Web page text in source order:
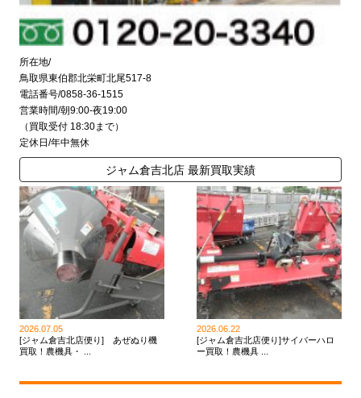
所在地/
鳥取県東伯郡北栄町北尾517-8
電話番号/0858-36-1515
営業時間/朝9:00-夜19:00
（買取受付 18:30まで）
定休日/年中無休
ジャム倉吉北店 最新買取実績
2026.07.05
[ジャム倉吉北店便り] あぜぬり機
買取！農機具・ ...
2026.06.22
[ジャム倉吉北店便り]サイバーハロ
ー買取！農機具 ...